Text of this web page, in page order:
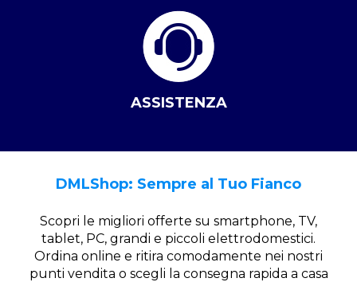
ASSISTENZA
DMLShop: Sempre al Tuo Fianco
Scopri le migliori offerte su smartphone, TV,
tablet, PC, grandi e piccoli elettrodomestici.
Ordina online e ritira comodamente nei nostri
punti vendita o scegli la consegna rapida a casa